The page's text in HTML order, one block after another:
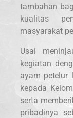
tambahan
kualitas
masyarakat
Usai
kegiatan
ayam petelur
kepada
serta
pribadinya